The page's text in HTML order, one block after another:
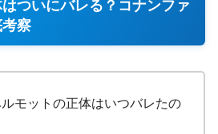
ついにバレる？コナンファ
察
モットの正体はいつバレたの